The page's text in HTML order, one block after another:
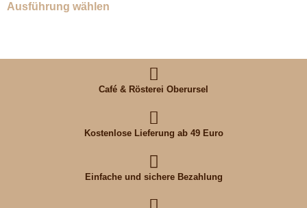
Ausführung wählen
Café & Rösterei Oberursel
Kostenlose Lieferung ab 49 Euro
Einfache und sichere Bezahlung